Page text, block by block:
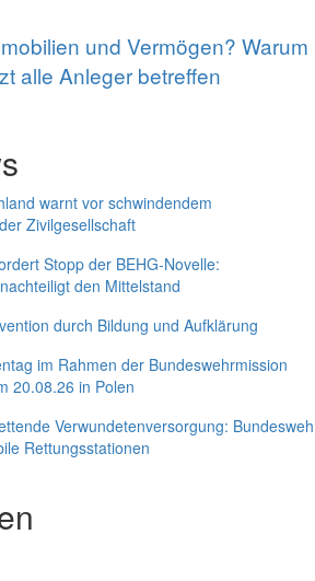
und Vermögen? Warum
alle Anleger betreffen
warnt vor schwindendem
Zivilgesellschaft
Stopp der BEHG-Novelle:
den Mittelstand
durch Bildung und Aufklärung
im Rahmen der Bundeswehrmission
20.08.26 in Polen
Verwundetenversorgung:
Rettungsstationen